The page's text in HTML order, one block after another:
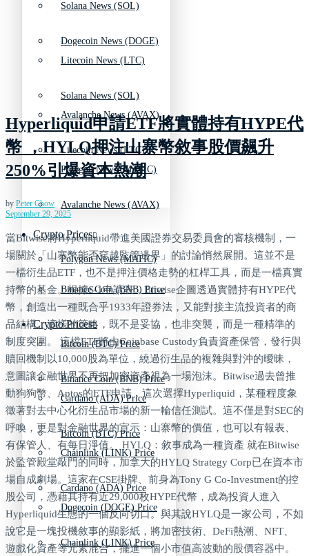
Solana News (SOL)
Litecoin News (LTC)
Avalanche News (AVAX)
Polygon News (MATIC)
Crypto Prices
Binance Coin (BNB) Price
Bitcoin (BTC) Price
Cardano (ADA) Price
Chainlink (LINK) Price
Dogecoin (DOGE) Price
Dogecoin News (DOGE)
Solana News (SOL)
Litecoin News (LTC)
Avalanche News (AVAX)
Polygon News (MATIC)
Crypto Prices
Binance Coin (BNB) Price
Bitcoin (BTC) Price
Cardano (ADA) Price
Chainlink (LINK) Price
Hyperliquid申請ETF將實體持有HYPE代
幣 ，HYLQ押注山寨幣敘事股價飆升
250%引爆資本熱潮
by Peter Chow
September 29, 2025
當Bitwise將Hyperliquid帶進美國證券交易委員會的審核機制，一
場關於「山寨幣能否穿越監管邊界」的討論悄然展開。這並不是
一檔衍生品ETF，也不是押注價格走勢的杠桿工具，而是一檔真實
持幣的基金。根據S-1申請表，Bitwise企圖透過實體持有HYPE代
幣，創造出一種既合乎1933年證券法，又能對接主流投資者的商
品結構。這樣的策略，既不是妥協，也非突襲，而是一種精準的
制度突圍。 這檔ETF將由Coinbase Custody負責資產保管，發行與
贖回機制以10,000股為單位，繞過衍生品的複雜與對沖的曖昧，
意圖讓金融世界不再把加密資產視為一場泡沫。Bitwise過去曾推
動狗狗幣、Aptos的ETF申請，這次選擇Hyperliquid，某種程度象
徵著對去中心化衍生品市場的新一輪信任測試。這不僅是對SEC的
呼喚，更是對金融世界的宣示：山寨幣的價值，也可以有報表、
有保管人、有每日淨值。 HYLQ：敘事成為一種資產 就在Bitwise
於監管殿堂敲門的同時，加拿大的HYLQ Strategy Corp已在資本市
場自成劇場。這家在CSE掛牌、前身為Tony G Co-Investment的控
股公司，憑藉其持有近29,000枚HYPE代幣，成為投資人進入
Hyperliquid生態的一個反向切口。與其說HYLQ是一家公司，不如
說它是一塊投機敘事的顯影紙，將加密技術、DeFi熱潮、NFT、
遊戲化資產等元素混合，擺進一個小市值高波動的股價容器中。